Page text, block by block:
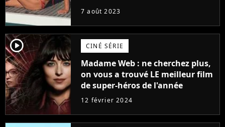
7 août 2023
player2 CINÉ SÉRIE
Madame Web : ne cherchez plus,
on vous a trouvé LE meilleur film
de super-héros de l'année
12 février 2024